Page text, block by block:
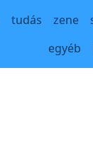
tudás zene
egyéb